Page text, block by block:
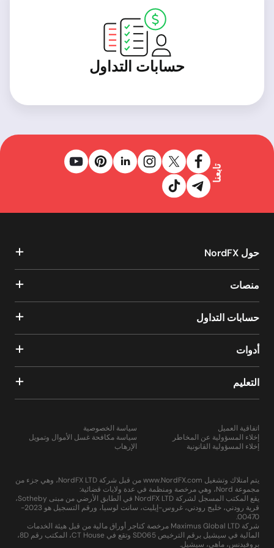
حسابات التداول
تابعنا
حول NordFX
منصات
حسابات التداول
أدوات
التعليم
اتفاقية العميل
إخلاء المسؤولية عن المخاطر
إخلاء المسؤولية القانونية
سياسة الخصوصية
سياسة مكافحة غسل الأموال وتمويل
الإرهاب
يتم امتلاك وتشغيل www.NordFX.com من قبل شركة NordFX LTD، وهي جزء من
مجموعة Nord، وهي مرخصة ومنظمة في عدة ولايات قضائية:
يقع المكتب المسجل لشركة NordFX LTD في الطابق الأرضي من مبنى Sotheby،
قرية رودني، خليج رودني، غروس-إيليت، سانت لوسيا، ورقم التسجيل هو 2023-
00470.
شركة Maximus Global LTD مرخصة كتاجر أوراق مالية من قبل هيئة الخدمات
المالية في سيشيل برقم الترخيص SD065 وتقع في CT House، المكتب رقم 8D،
بروفيدنس، ماهي، سيشيل.